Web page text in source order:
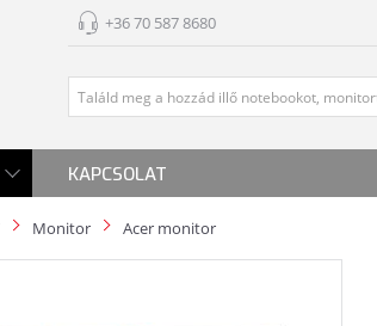
+36 70 587 8680
KAPCSOLAT
Monitor Acer monitor